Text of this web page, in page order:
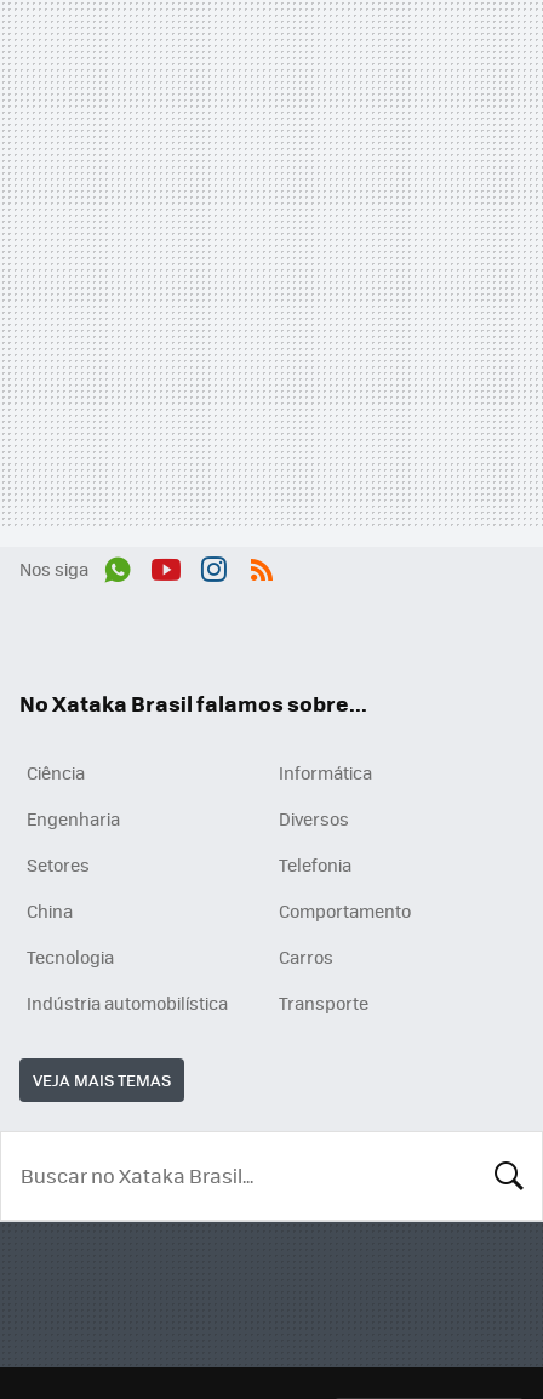
Nos siga
No Xataka Brasil falamos sobre...
Ciência
Informática
Engenharia
Diversos
Setores
Telefonia
China
Comportamento
Tecnologia
Carros
Indústria automobilística
Transporte
VEJA MAIS TEMAS